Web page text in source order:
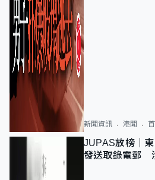
新聞資訊 港聞
JUPAS放榜｜
發送取錄電郵